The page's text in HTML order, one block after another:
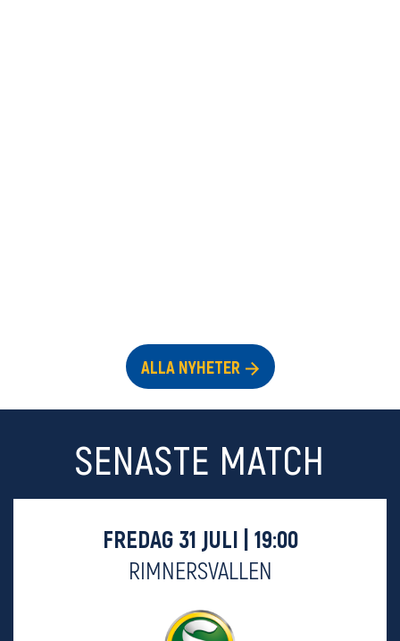
ALLA NYHETER
SENASTE MATCH
FREDAG 31 JULI | 19:00
RIMNERSVALLEN